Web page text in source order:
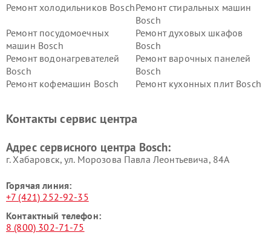
Ремонт холодильников BoschРемонт стиральных машин
Bosch
Ремонт посудомоечных
машин Bosch
Ремонт духовых шкафов
Bosch
Ремонт водонагревателей
Bosch
Ремонт варочных панелей
Bosch
Ремонт кофемашин Bosch
Ремонт кухонных плит Bosch
Ремонт сушильных автоматовРемонт морозильных камер
Контакты сервис центра
Адрес сервисного центра Bosch:
г. Хабаровск, ул. Морозова Павла Леонтьевича, 84А
Горячая линия:
+7 (421) 252-92-35
Контактный телефон:
8 (800) 302-71-75